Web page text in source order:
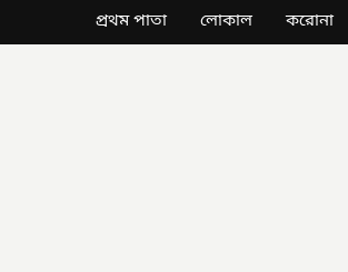
প্রথম পাতা লোকাল করোনা